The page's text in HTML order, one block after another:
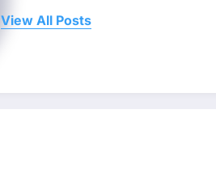
View All Posts